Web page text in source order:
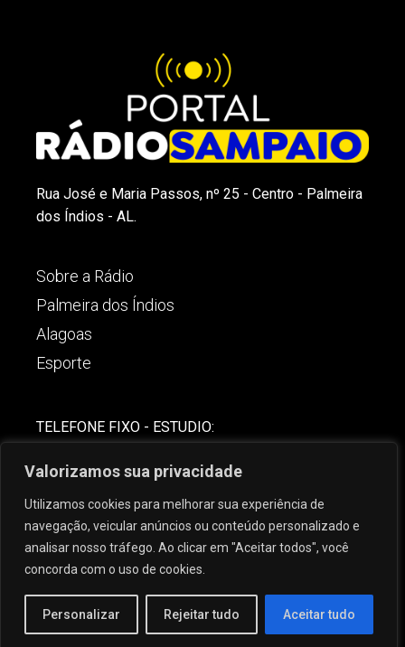
Valorizamos sua privacidade
Utilizamos cookies para melhorar sua experiência de
navegação, veicular anúncios ou conteúdo personalizado e
analisar nosso tráfego. Ao clicar em "Aceitar todos", você
concorda com o uso de cookies.
Personalizar Rejeitar tudo Aceitar tudo
Rua José e Maria Passos, nº 25 - Centro - Palmeira
dos Índios - AL.
Sobre a Rádio
Palmeira dos Índios
Alagoas
Esporte
TELEFONE FIXO - ESTUDIO:
(82) 99621-8806